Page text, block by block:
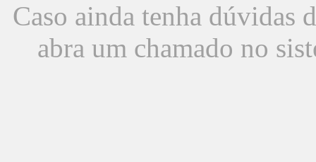
Caso ainda tenha dúvidas
abra um chamado no